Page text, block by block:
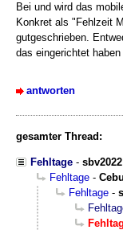
Bei und wird das
Konkret als "Fehlzeit
gutgeschrieben.
das eingerichtet
antworten
gesamter Thread:
Fehltage - sbv2022
Fehltage -
Fehltage -